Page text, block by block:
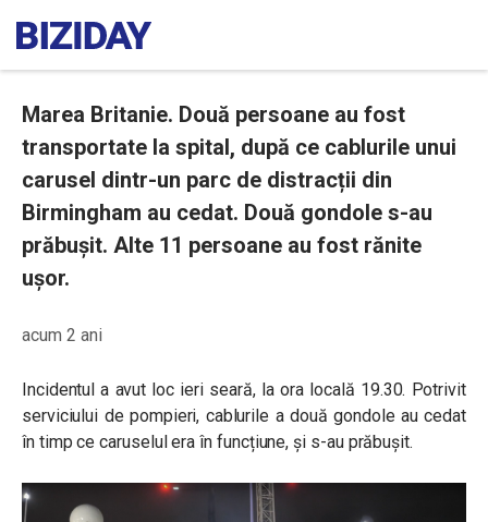
Marea Britanie. Două persoane au fost
transportate la spital, după ce cablurile unui
carusel dintr-un parc de distracții din
Birmingham au cedat. Două gondole s-au
prăbușit. Alte 11 persoane au fost rănite
ușor.
acum 2 ani
Incidentul a avut loc ieri seară, la ora locală 19.30. Potrivit
serviciului de pompieri, cablurile a două gondole au cedat
în timp ce caruselul era în funcțiune, și s-au prăbușit.